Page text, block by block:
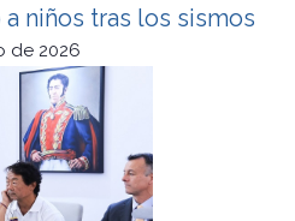
niños tras los sismos
de 2026